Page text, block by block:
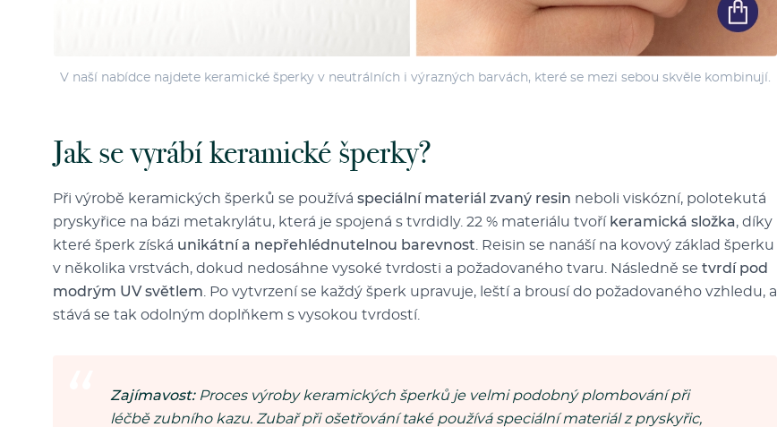
V naší nabídce najdete keramické šperky v neutrálních i výrazných barvách, které se mezi sebou skvěle kombinují.
Jak se vyrábí keramické šperky?
Při výrobě keramických šperků se používá speciální materiál zvaný resin neboli viskózní, polotekutá
pryskyřice na bázi metakrylátu, která je spojená s tvrdidly. 22 % materiálu tvoří keramická složka, díky
které šperk získá unikátní a nepřehlédnutelnou barevnost . Reisin se nanáší na kovový základ šperku
v několika vrstvách, dokud nedosáhne vysoké tvrdosti a požadovaného tvaru. Následně se tvrdí pod
modrým UV světlem . Po vytvrzení se každý šperk upravuje, leští a brousí do požadovaného vzhledu, a
stává se tak odolným doplňkem s vysokou tvrdostí.
Zajímavost:Proces výroby keramických šperků je velmi podobný plombování při
léčbě zubního kazu. Zubař při ošetřování také používá speciální materiál z pryskyřic,